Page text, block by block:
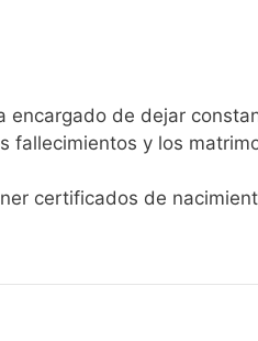
encargado de dejar
fallecimientos y los
certificados de